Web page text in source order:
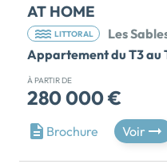
AT HOME
LITTORAL
Les
Appartement du T3 au
À PARTIR DE
280 000 €
POSSIBILITE DE
Pompe à chaleur AIR/
Brochure Voir